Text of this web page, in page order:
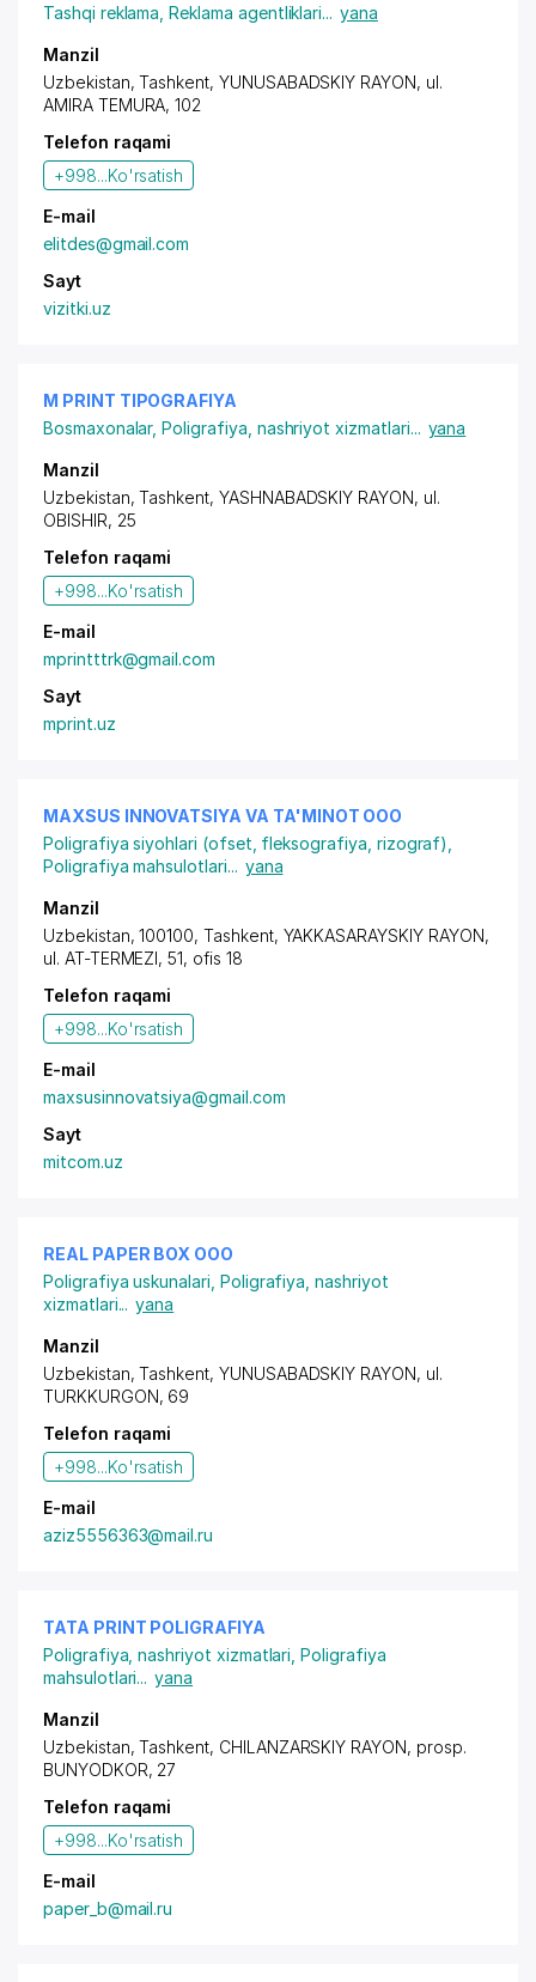
Tashqi reklama ,Reklama agentliklari... yana
Manzil
Uzbekistan, Tashkent, YUNUSABADSKIY RAYON, ul.
AMIRA TEMURA, 102
Telefon raqami
+998...Ko'rsatish
E-mail
elitdes@gmail.com
Sayt
vizitki.uz
M PRINT TIPOGRAFIYA
Bosmaxonalar,Poligrafiya, nashriyot xizmatlari... yana
Manzil
Uzbekistan, Tashkent, YASHNABADSKIY RAYON, ul.
OBISHIR, 25
Telefon raqami
+998...Ko'rsatish
E-mail
mprintttrk@gmail.com
Sayt
mprint.uz
MAXSUS INNOVATSIYA VA TA'MINOT OOO
Poligrafiya siyohlari (ofset, fleksografiya, rizograf)
Poligrafiya mahsulotlari... yana
Manzil
Uzbekistan, 100100, Tashkent, YAKKASARAYSKIY RAYON,
ul. AT-TERMEZI, 51, ofis 18
Telefon raqami
+998...Ko'rsatish
E-mail
maxsusinnovatsiya@gmail.com
Sayt
mitcom.uz
REAL PAPER BOX OOO
Poligrafiya uskunalari Poligrafiya, nashriyot
xizmatlari... yana
Manzil
Uzbekistan, Tashkent, YUNUSABADSKIY RAYON, ul.
TURKKURGON, 69
Telefon raqami
+998...Ko'rsatish
E-mail
aziz5556363@mail.ru
TATA PRINT POLIGRAFIYA
Poligrafiya, nashriyot xizmatlari ,Poligrafiya
mahsulotlari... yana
Manzil
Uzbekistan, Tashkent, CHILANZARSKIY RAYON, prosp.
BUNYODKOR, 27
Telefon raqami
+998...Ko'rsatish
E-mail
paper_b@mail.ru